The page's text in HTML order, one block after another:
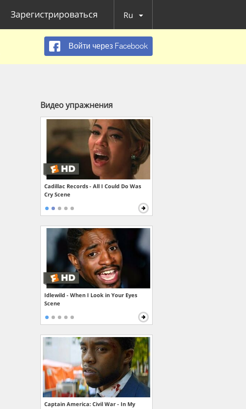
Зарегистрироваться Ru
Войти через Facebook
Видео упражнения
Cadillac Records - All I Could Do Was
Cry Scene
Idlewild - When I Look in Your Eyes
Scene
Captain America: Civil War - In My